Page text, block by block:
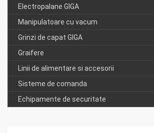
Electropalane GIGA
Manipulatoare cu vacum
Grinzi de capat GIGA
Graifere
Linii de alimentare si accesorii
Sisteme de comanda
Echipamente de securitate